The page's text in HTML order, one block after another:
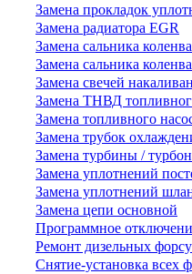
Замена прокладок
Замена радиатора EGR
Замена сальника
Замена сальника
Замена свечей
Замена ТНВД
Замена топливного
Замена трубок
Замена турбины /
Замена уплотнений
Замена уплотнений
Замена цепи основной
Программное
Ремонт дизельных
Снятие-установка всех